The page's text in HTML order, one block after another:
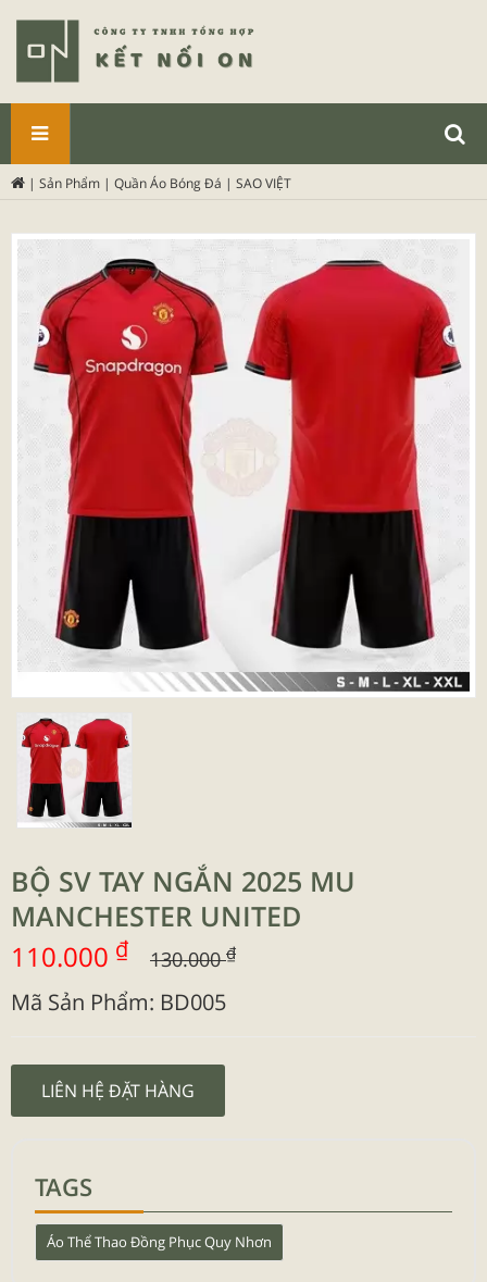
PHẨM
| Sản Phẩm | Quần Áo Bóng Đá | SAO VIỆT
BỘ SV TAY NGẮN 2025 MU
MANCHESTER UNITED
110.000 ₫ 130.000₫
Mã Sản Phẩm: BD005
LIÊN HỆ ĐẶT HÀNG
TAGS
Áo Thể Thao Đồng Phục Quy Nhơn